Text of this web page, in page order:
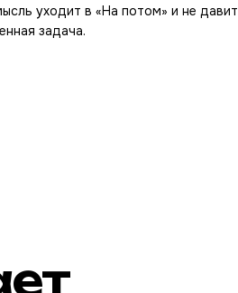
уходит в «На потом» и не давит
задача.